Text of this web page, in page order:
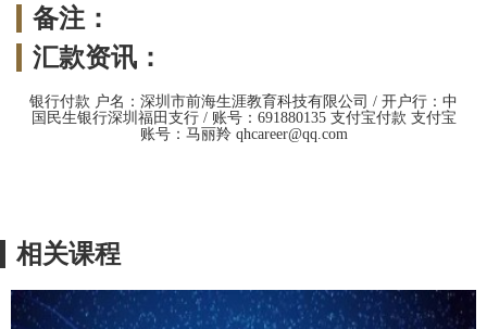
备注：
汇款资讯：
银行付款 户名：深圳市前海生涯教育科技有限公司 / 开户行：中
国民生银行深圳福田支行 / 账号：691880135 支付宝付款 支付宝
账号：马丽羚 qhcareer@qq.com
相关课程